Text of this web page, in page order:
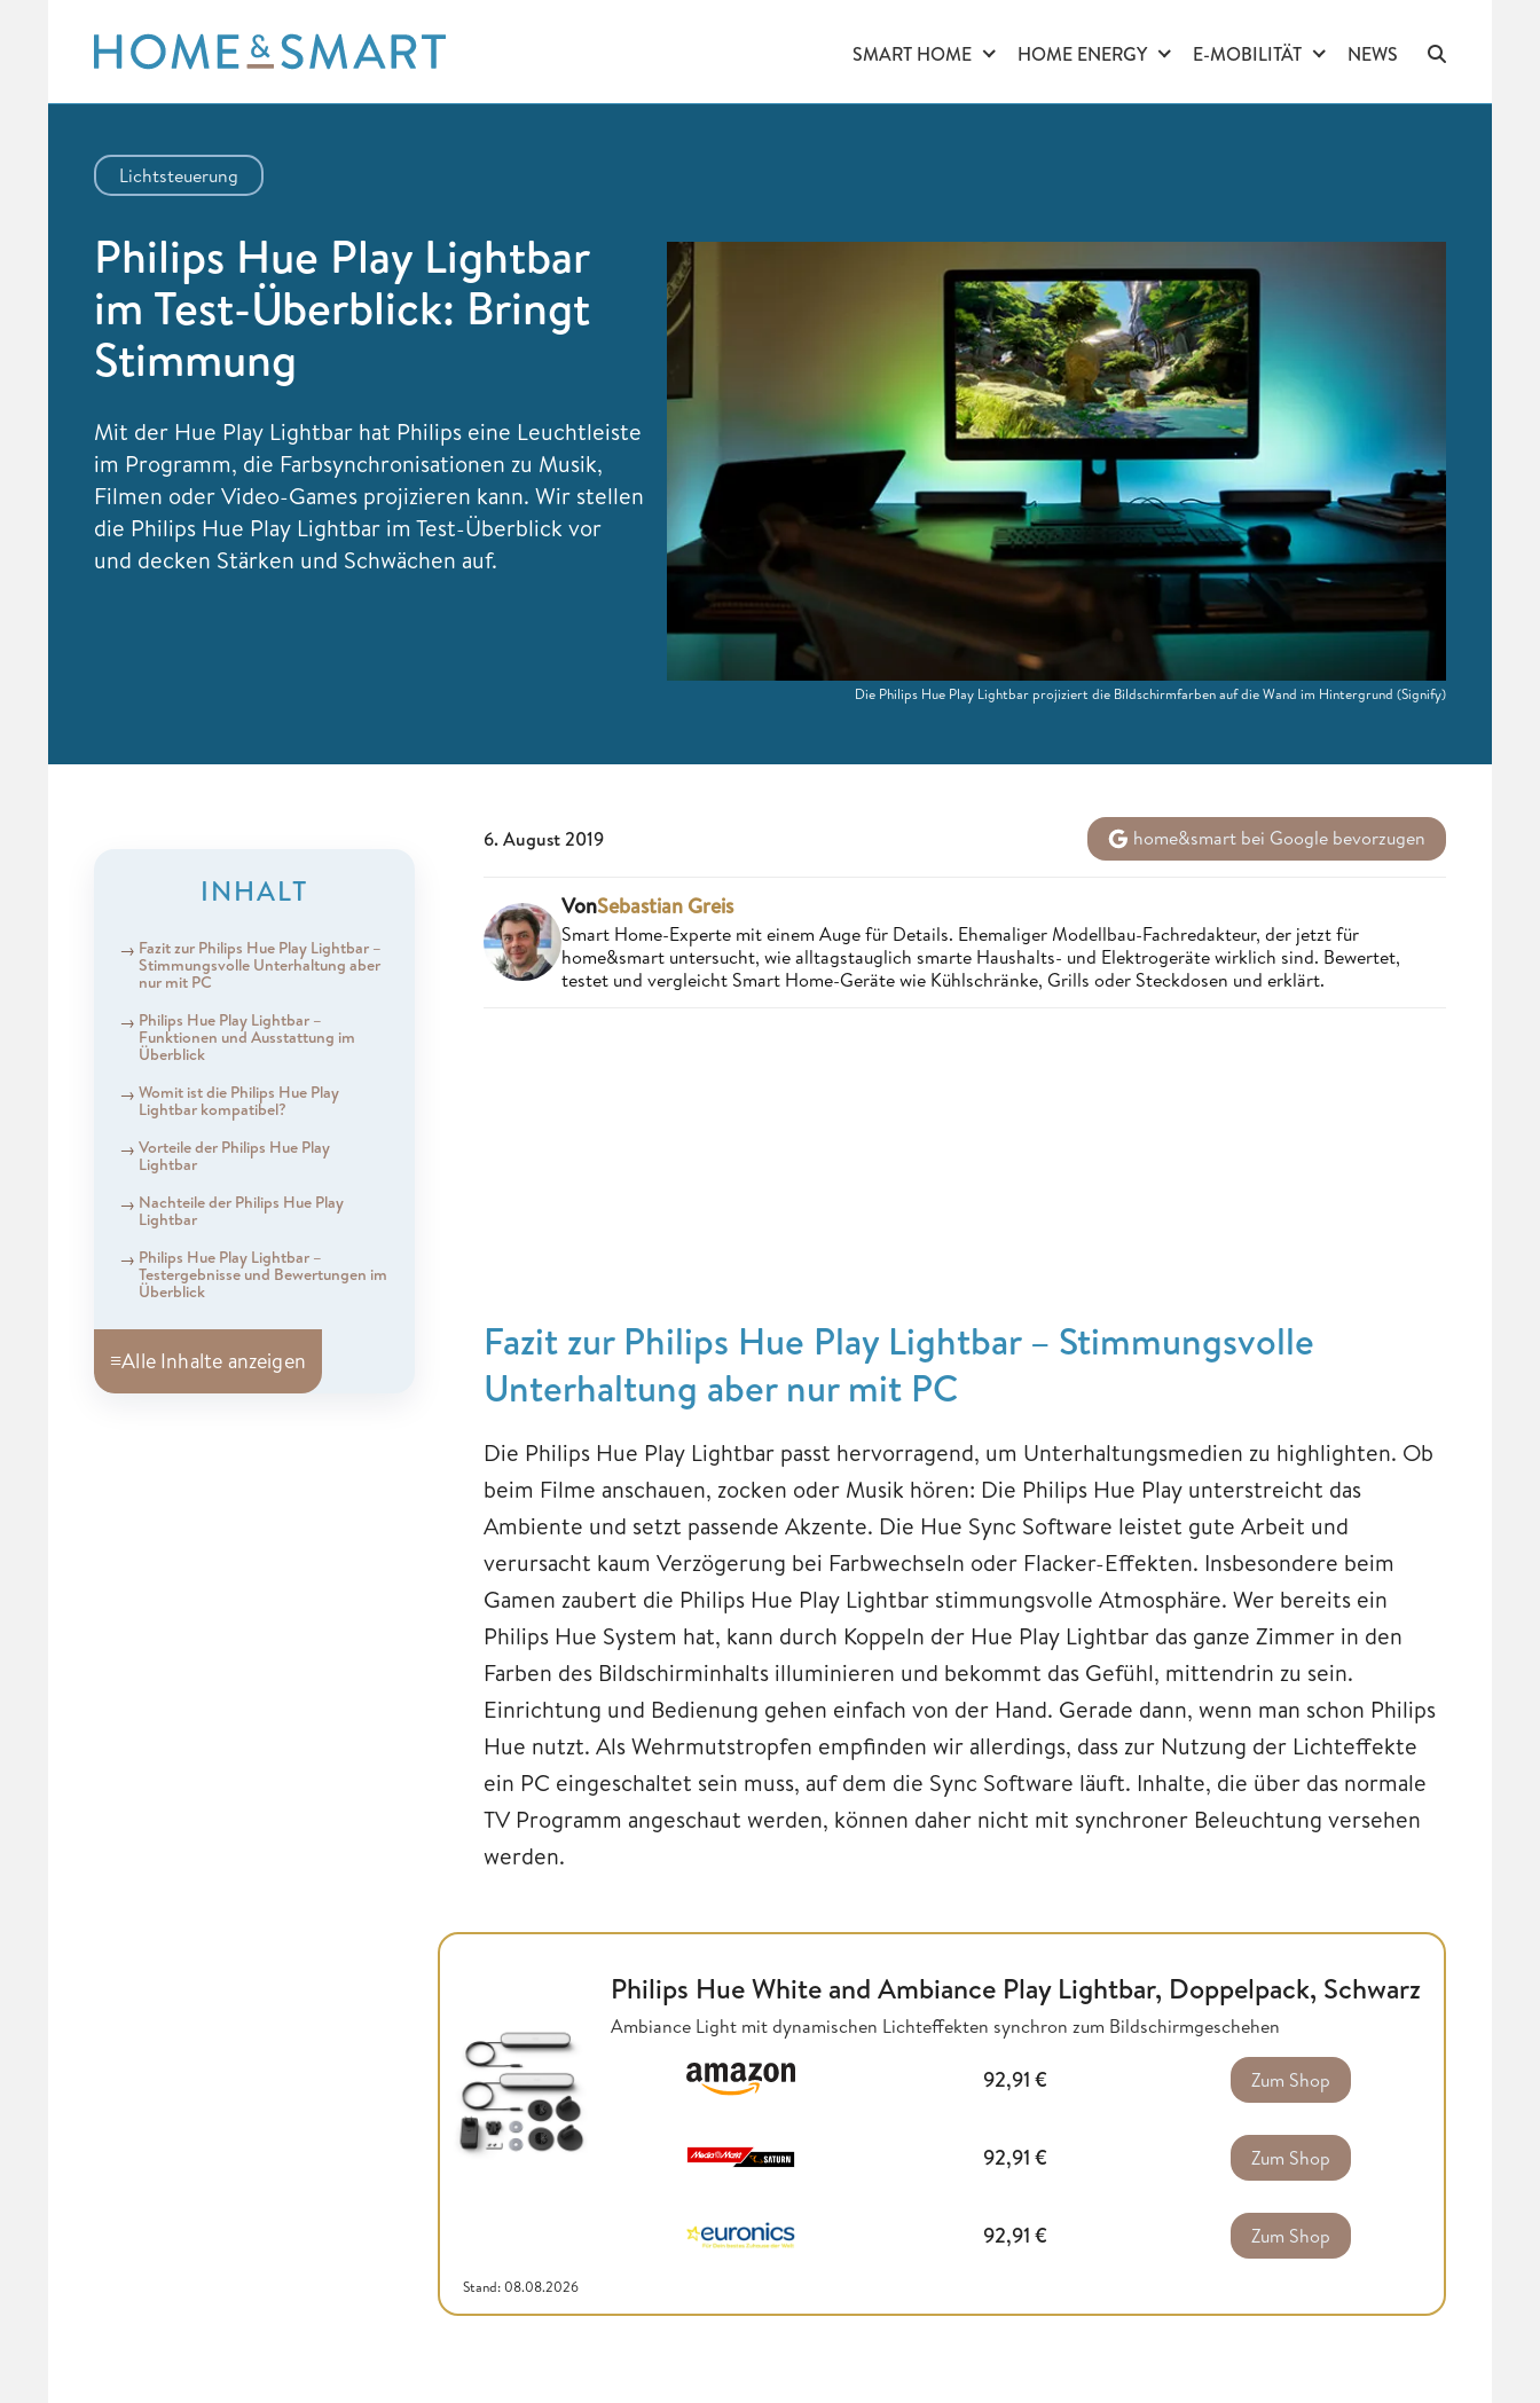
content
SMART HOME HOME ENERGY E-MOBILITÄT NEWS
Lichtsteuerung
Philips Hue Play Lightbar
im Test-Überblick: Bringt
Stimmung
Mit der Hue Play Lightbar hat Philips eine Leuchtleiste
im Programm, die Farbsynchronisationen zu Musik,
Filmen oder Video-Games projizieren kann. Wir stellen
die Philips Hue Play Lightbar im Test-Überblick vor
und decken Stärken und Schwächen auf.
Die Philips Hue Play Lightbar projiziert die Bildschirmfarben auf die Wand im Hintergrund (Signify)
INHALT
Fazit zur Philips Hue Play Lightbar –
Stimmungsvolle Unterhaltung aber
nur mit PC
Philips Hue Play Lightbar –
Funktionen und Ausstattung im
Überblick
Womit ist die Philips Hue Play
Lightbar kompatibel?
Vorteile der Philips Hue Play
Lightbar
Nachteile der Philips Hue Play
Lightbar
Philips Hue Play Lightbar –
Testergebnisse und Bewertungen im
Überblick
≡Alle Inhalte anzeigen
6. August 2019 home&smart bei Google bevorzugen
VonSebastian Greis
Smart Home-Experte mit einem Auge für Details. Ehemaliger Modellbau-Fachredakteur, der jetzt für
home&smart untersucht, wie alltagstauglich smarte Haushalts- und Elektrogeräte wirklich sind. Bewertet,
testet und vergleicht Smart Home-Geräte wie Kühlschränke, Grills oder Steckdosen und erklärt.
Fazit zur Philips Hue Play Lightbar – Stimmungsvolle
Unterhaltung aber nur mit PC
Die Philips Hue Play Lightbar passt hervorragend, um Unterhaltungsmedien zu highlighten. Ob
beim Filme anschauen, zocken oder Musik hören: Die Philips Hue Play unterstreicht das
Ambiente und setzt passende Akzente. Die Hue Sync Software leistet gute Arbeit und
verursacht kaum Verzögerung bei Farbwechseln oder Flacker-Effekten. Insbesondere beim
Gamen zaubert die Philips Hue Play Lightbar stimmungsvolle Atmosphäre. Wer bereits ein
Philips Hue System hat, kann durch Koppeln der Hue Play Lightbar das ganze Zimmer in den
Farben des Bildschirminhalts illuminieren und bekommt das Gefühl, mittendrin zu sein.
Einrichtung und Bedienung gehen einfach von der Hand. Gerade dann, wenn man schon Philips
Hue nutzt. Als Wehrmutstropfen empfinden wir allerdings, dass zur Nutzung der Lichteffekte
ein PC eingeschaltet sein muss, auf dem die Sync Software läuft. Inhalte, die über das normale
TV Programm angeschaut werden, können daher nicht mit synchroner Beleuchtung versehen
werden.
Stand: 08.08.2026
Philips Hue White and Ambiance Play Lightbar, Doppelpack, Schwarz
Ambiance Light mit dynamischen Lichteffekten synchron zum Bildschirmgeschehen
92,91€ Zum Shop
92,91€ Zum Shop
92,91€ Zum Shop